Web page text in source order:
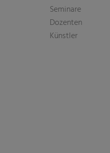
Seminare
Dozenten
Künstler